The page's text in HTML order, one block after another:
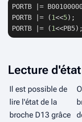
PORTB |=
PORTB |= (1<<5);
PORTB |= (1<<PB5);
Lecture d'état
Il est possible de
lire l'état de la
broche D13 grâce